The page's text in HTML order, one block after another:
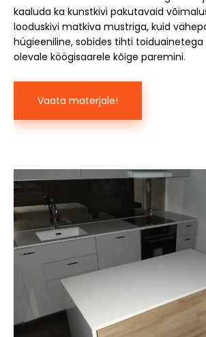
kaaluda ka kunstkivi pakutavaid
looduskivi matkiva mustriga, kuid
hügieeniline, sobides tihti toiduainetega
olevale köögisaarele kõige paremini.
Vaata materjale!